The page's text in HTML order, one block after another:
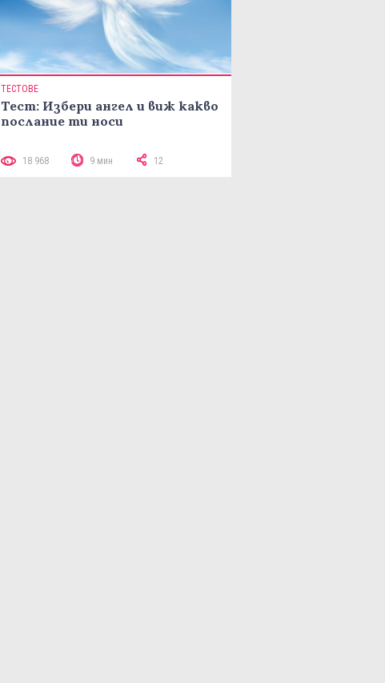
ТЕСТОВЕ
Тест: Избери ангел и виж какво
послание ти носи
18 968 9 мин 12